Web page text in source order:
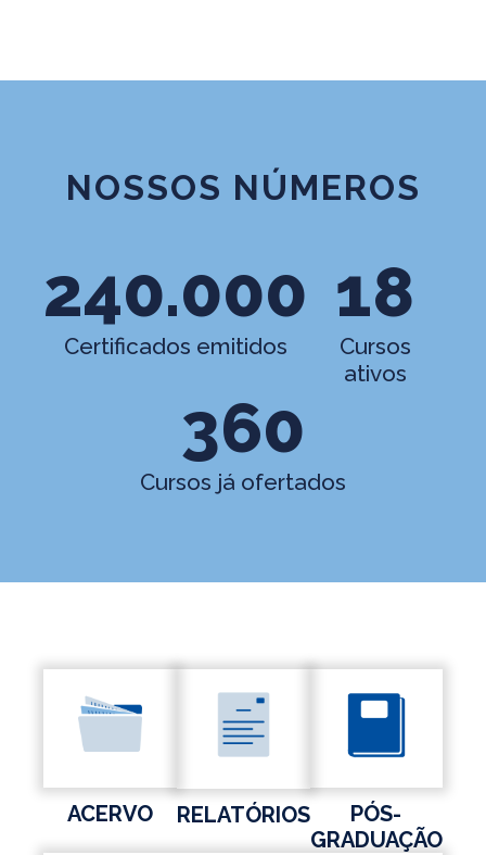
NOSSOS NÚMEROS
Certificados emitidos
240.000
Cursos
ativos
18
Cursos já ofertados
360
ACERVO RELATÓRIOS
PÓS-
GRADUAÇÃO